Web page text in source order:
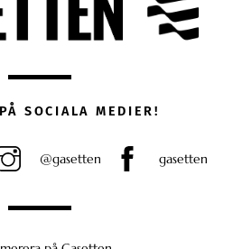
SOCIALA MEDIER!
@gasetten gasetten